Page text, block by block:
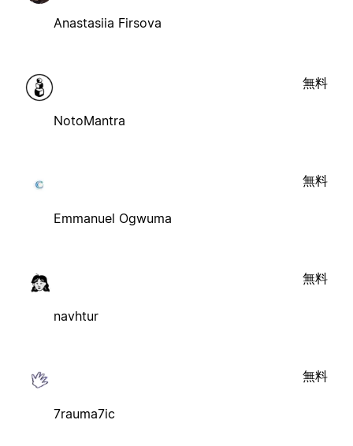
Anastasiia Firsova
NotoMantra
無料
Emmanuel Ogwuma
無料
navhtur
無料
7rauma7ic
無料